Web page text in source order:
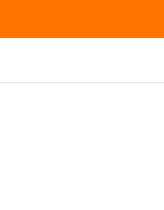
contenido